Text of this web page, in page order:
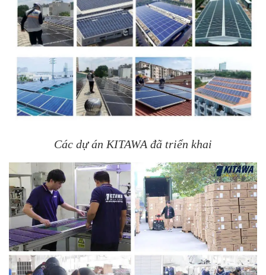
Các dự án KITAWA đã triển khai